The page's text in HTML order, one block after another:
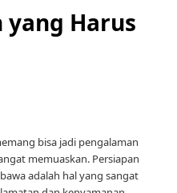
Harus
bisa jadi pengalaman
memuaskan. Persiapan
adalah hal yang sangat